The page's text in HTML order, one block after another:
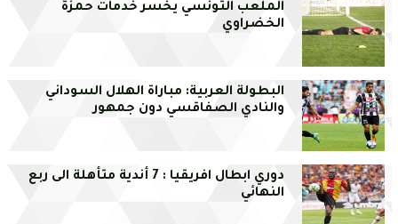
الملعب التونسي يخسر خدمات حمزة
الخضراوي
البطولة العربية: مباراة الهلال السوداني
والنادي الصفاقسي دون جمهور
دوري ابطال افريقيا : 7 أندية متأهلة الى ربع
النهائي